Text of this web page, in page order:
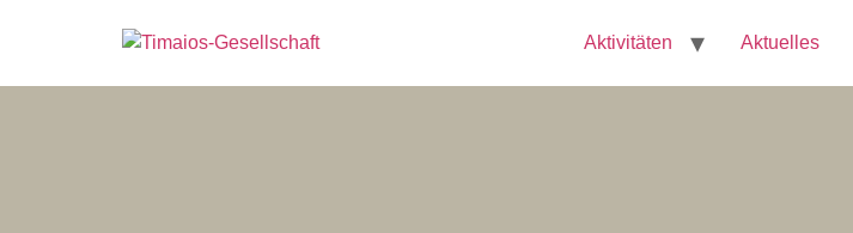
Aktivitäten Aktuelles